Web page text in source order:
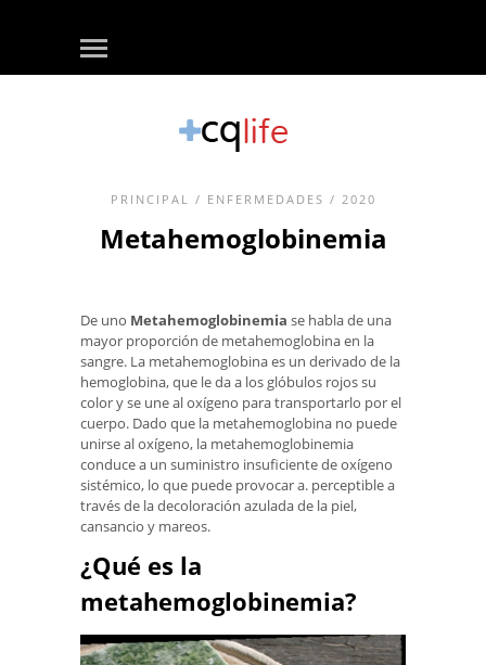
PRINCIPAL / ENFERMEDADES / 2020
Metahemoglobinemia
De uno Metahemoglobinemia se habla de una
mayor proporción de metahemoglobina en la
sangre. La metahemoglobina es un derivado de la
hemoglobina, que le da a los glóbulos rojos su
color y se une al oxígeno para transportarlo por el
cuerpo. Dado que la metahemoglobina no puede
unirse al oxígeno, la metahemoglobinemia
conduce a un suministro insuficiente de oxígeno
sistémico, lo que puede provocar a. perceptible a
través de la decoloración azulada de la piel,
cansancio y mareos.
¿Qué es la
metahemoglobinemia?